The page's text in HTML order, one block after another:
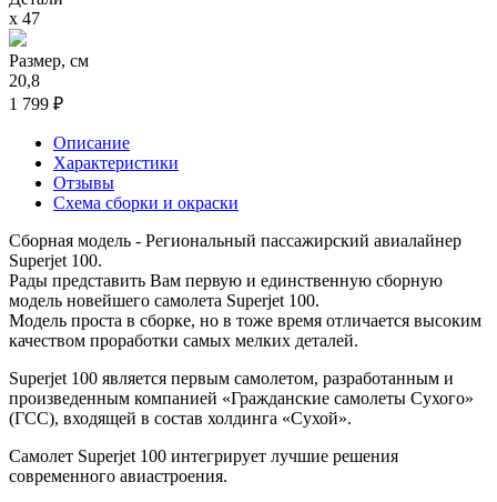
х 47
Размер, см
20,8
1 799 ₽
Описание
Характеристики
Отзывы
Схема сборки и окраски
Сборная модель - Региональный пассажирский авиалайнер
Superjet 100.
Рады представить Вам первую и единственную сборную
модель новейшего самолета Superjet 100.
Модель проста в сборке, но в тоже время отличается высоким
качеством проработки самых мелких деталей.
Superjet 100 является первым самолетом, разработанным и
произведенным компанией «Гражданские самолеты Сухого»
(ГСС), входящей в состав холдинга «Сухой».
Самолет Superjet 100 интегрирует лучшие решения
современного авиастроения.